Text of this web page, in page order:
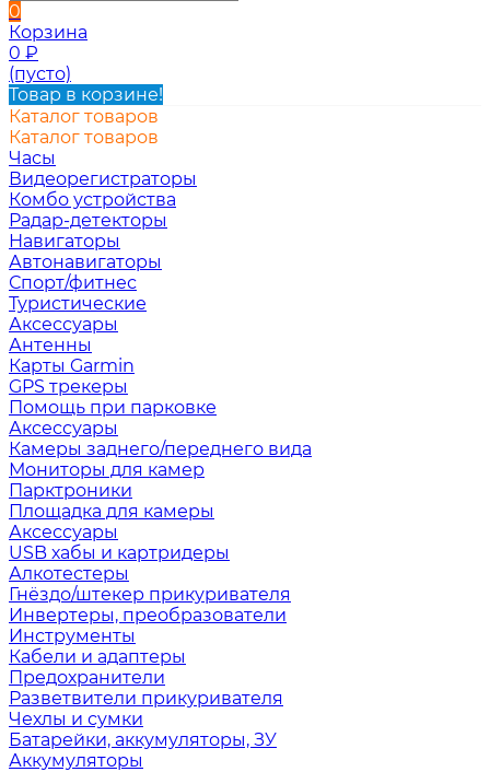
0
Корзина
0 ₽
(пусто)
Товар в корзине!
Каталог товаров
Каталог товаров
Часы
Видеорегистраторы
Комбо устройства
Радар-детекторы
Навигаторы
Автонавигаторы
Спорт/фитнес
Туристические
Аксессуары
Антенны
Карты Garmin
GPS трекеры
Помощь при парковке
Аксессуары
Камеры заднего/переднего вида
Мониторы для камер
Парктроники
Площадка для камеры
Аксессуары
USB хабы и картридеры
Алкотестеры
Гнёздо/штекер прикуривателя
Инвертеры, преобразователи
Инструменты
Кабели и адаптеры
Предохранители
Разветвители прикуривателя
Чехлы и сумки
Батарейки, аккумуляторы, ЗУ
Аккумуляторы